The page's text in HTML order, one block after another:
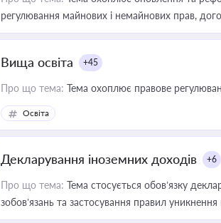
регулювання майнових і немайнових прав,
Вища освіта +45
Про що тема: Тема охоплює правове
Освіта
Декларування іноземних доходів +6
Про що тема: Тема стосується обов’язку
зобов’язань та застосування правил